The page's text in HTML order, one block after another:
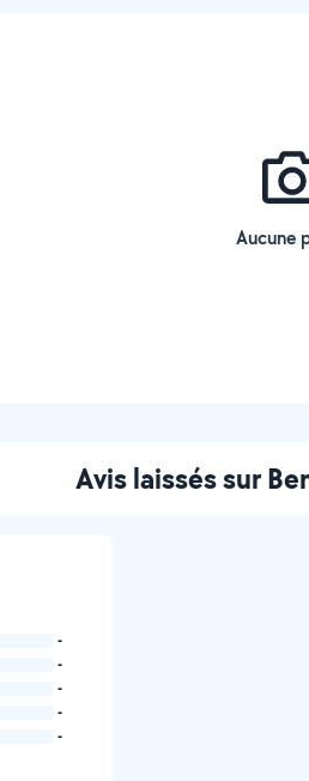
Aucune
Avis laissés sur
-
-
-
-
-